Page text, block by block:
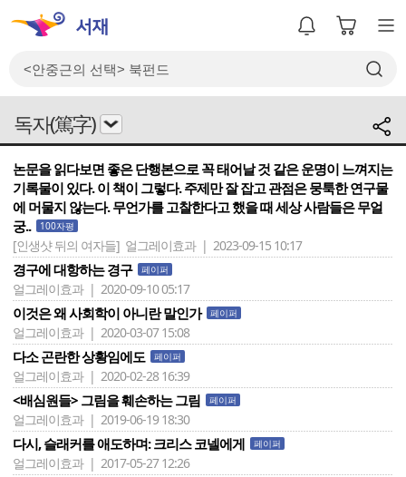
독자(篤字)
논문을 읽다보면 좋은 단행본으로 꼭 태어날 것 같은 운명이 느껴지는
기록물이 있다. 이 책이 그렇다. 주제만 잘 잡고 관점은 뭉툭한 연구물
에 머물지 않는다. 무언가를 고찰한다고 했을 때 세상 사람들은 무얼
궁..
100자평
[인생샷 뒤의 여자들] 얼그레이효과 | 2023-09-15 10:17
경구에 대항하는 경구 페이퍼
얼그레이효과 | 2020-09-10 05:17
이것은 왜 사회학이 아니란 말인가 페이퍼
얼그레이효과 | 2020-03-07 15:08
다소 곤란한 상황임에도 페이퍼
얼그레이효과 | 2020-02-28 16:39
<배심원들> 그림을 훼손하는 그림 페이퍼
얼그레이효과 | 2019-06-19 18:30
다시, 슬래커를 애도하며: 크리스 코넬에게 페이퍼
얼그레이효과 | 2017-05-27 12:26